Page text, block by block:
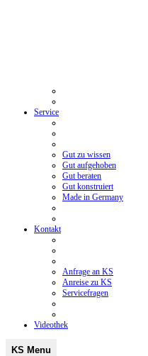
Service
Gut zu wissen
Gut aufgehoben
Gut beraten
Gut konstruiert
Made in Germany
Kontakt
Anfrage an KS
Anreise zu KS
Servicefragen
Videothek
KS Menu